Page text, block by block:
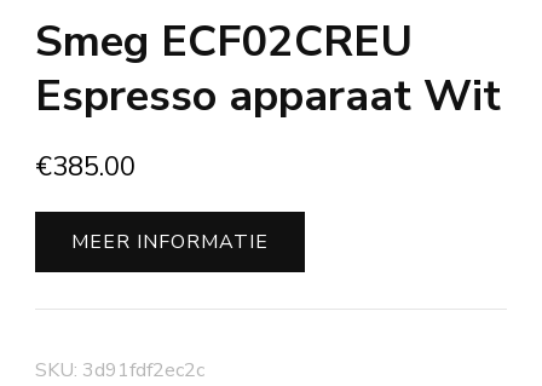
Smeg ECF02CREU
Espresso apparaat Wit
€385.00
MEER INFORMATIE
SKU: 3d91fdf2ec2c